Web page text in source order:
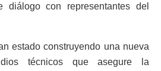
diálogo con representantes del
estado construyendo una nueva
técnicos que asegure la